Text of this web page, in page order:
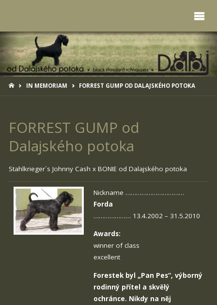
HOMEIN MEMORIAM FORREST GUMP OD DALAJSKÉHO POTOKA
FORREST GUMP od
Dalajského potoka
Stahlkrieger´s Johnny Cash x BONIE od Dalajského potoka
Nickname ……………………………
Forda
………………… 13.4.2002 – 31.5.2010
Awards:
winner of class
excellent
Forestek byl „Pan Pes“, výborný
rodinný přítel a skvělý
ochránce. Nikdy na něj